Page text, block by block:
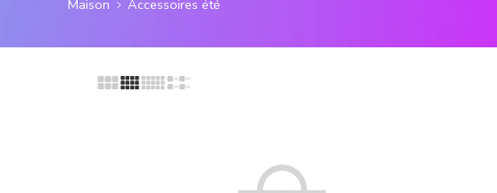
Maison Accessoires été